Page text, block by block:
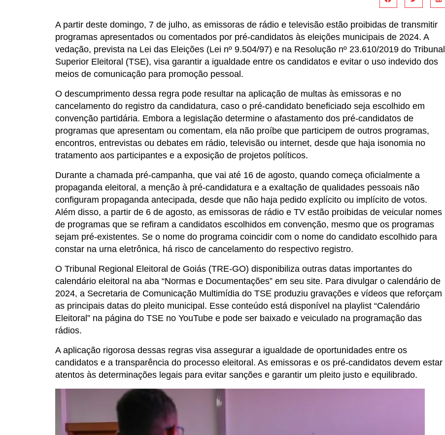
A partir deste domingo, 7 de julho, as emissoras de rádio e televisão estão proibidas de transmitir
programas apresentados ou comentados por pré-candidatos às eleições municipais de 2024. A
vedação, prevista na Lei das Eleições (Lei nº 9.504/97) e na Resolução nº 23.610/2019 do Tribunal
Superior Eleitoral (TSE), visa garantir a igualdade entre os candidatos e evitar o uso indevido dos
meios de comunicação para promoção pessoal.
O descumprimento dessa regra pode resultar na aplicação de multas às emissoras e no
cancelamento do registro da candidatura, caso o pré-candidato beneficiado seja escolhido em
convenção partidária. Embora a legislação determine o afastamento dos pré-candidatos de
programas que apresentam ou comentam, ela não proíbe que participem de outros programas,
encontros, entrevistas ou debates em rádio, televisão ou internet, desde que haja isonomia no
tratamento aos participantes e a exposição de projetos políticos.
Durante a chamada pré-campanha, que vai até 16 de agosto, quando começa oficialmente a
propaganda eleitoral, a menção à pré-candidatura e a exaltação de qualidades pessoais não
configuram propaganda antecipada, desde que não haja pedido explícito ou implícito de votos.
Além disso, a partir de 6 de agosto, as emissoras de rádio e TV estão proibidas de veicular nomes
de programas que se refiram a candidatos escolhidos em convenção, mesmo que os programas
sejam pré-existentes. Se o nome do programa coincidir com o nome do candidato escolhido para
constar na urna eletrônica, há risco de cancelamento do respectivo registro.
O Tribunal Regional Eleitoral de Goiás (TRE-GO) disponibiliza outras datas importantes do
calendário eleitoral na aba “Normas e Documentações” em seu site. Para divulgar o calendário de
2024, a Secretaria de Comunicação Multimídia do TSE produziu gravações e vídeos que reforçam
as principais datas do pleito municipal. Esse conteúdo está disponível na playlist “Calendário
Eleitoral” na página do TSE no YouTube e pode ser baixado e veiculado na programação das
rádios.
A aplicação rigorosa dessas regras visa assegurar a igualdade de oportunidades entre os
candidatos e a transparência do processo eleitoral. As emissoras e os pré-candidatos devem estar
atentos às determinações legais para evitar sanções e garantir um pleito justo e equilibrado.